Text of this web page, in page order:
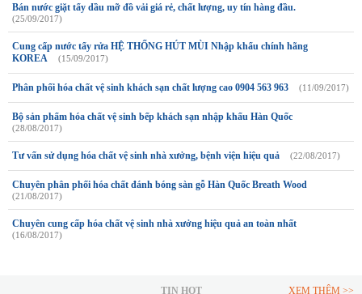
Bán nước giặt tẩy dầu mỡ đồ vải giá rẻ, chất lượng, uy tín hàng đầu.
(25/09/2017)
Cung cấp nước tẩy rửa HỆ THỐNG HÚT MÙI Nhập khẩu chính hãng
KOREA
(15/09/2017)
Phân phối hóa chất vệ sinh khách sạn chất lượng cao 0904 563 963 (11/09/2017)
Bộ sản phẩm hóa chất vệ sinh bếp khách sạn nhập khẩu Hàn Quốc
(28/08/2017)
Tư vấn sử dụng hóa chất vệ sinh nhà xưởng, bệnh viện hiệu quả (22/08/2017)
Chuyên phân phối hóa chất đánh bóng sàn gỗ Hàn Quốc Breath Wood
(21/08/2017)
Chuyên cung cấp hóa chất vệ sinh nhà xưởng hiệu quả an toàn nhất
(16/08/2017)
TIN HOT XEM THÊM >>